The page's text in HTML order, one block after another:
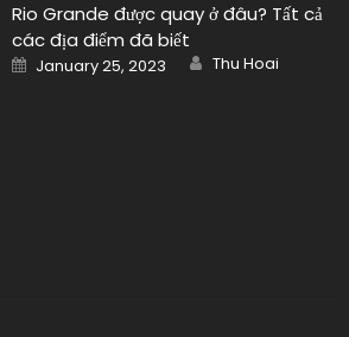
Rio Grande được quay ở đâu? Tất cả
các địa điểm đã biết
Posted
on
January 25, 2023 Author
Thu Hoai